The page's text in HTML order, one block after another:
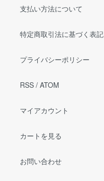
支払い方法について
特定商取引法に基づく表記
プライバシーポリシー
RSS / ATOM
マイアカウント
カートを見る
お問い合わせ